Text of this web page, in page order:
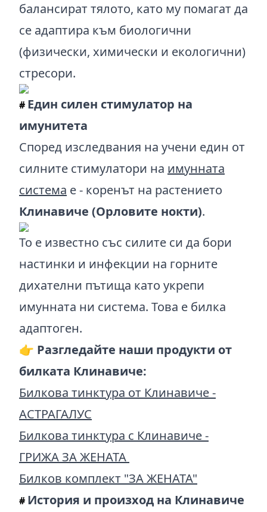
балансират тялото, като му помагат да
се адаптира към биологични
(физически, химически и екологични)
стресори.
# Един силен стимулатор на
имунитета
Според изследвания на учени един от
силните стимулатори на имунната
система е - коренът на растението
Клинавиче (Орловите нокти).
То е известно със силите си да бори
настинки и инфекции на горните
дихателни пътища като укрепи
имунната ни система. Това е билка
адаптоген.
👉 Разгледайте наши продукти от
билката Клинавиче:
Билкова тинктура от Клинавиче -
АСТРАГАЛУС
Билкова тинктура с Клинавиче -
ГРИЖА ЗА ЖЕНАТА
Билков комплект "ЗА ЖЕНАТА"
# История и произход на Клинавиче